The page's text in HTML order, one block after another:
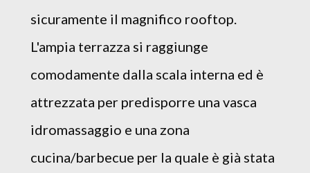
sicuramente il magnifico rooftop.
L'ampia terrazza si raggiunge
comodamente dalla scala interna ed è
attrezzata per predisporre una vasca
idromassaggio e una zona
cucina/barbecue per la quale è già stata